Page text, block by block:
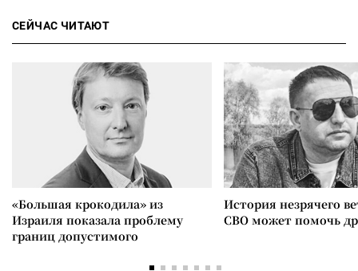
СЕЙЧАС ЧИТАЮТ
«Большая крокодила» из
Израиля показала проблему
границ допустимого
История незрячего
СВО может помочь